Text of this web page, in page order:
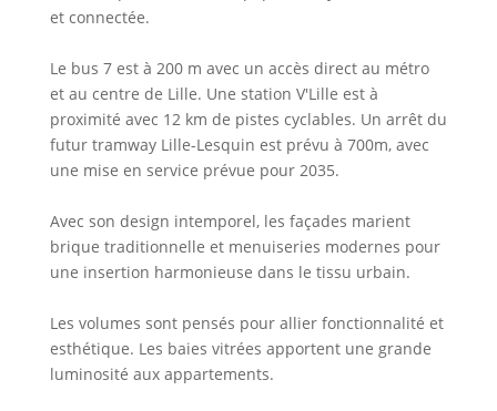
et connectée.
Le bus 7 est à 200 m avec un accès direct au métro
et au centre de Lille. Une station V'Lille est à
proximité avec 12 km de pistes cyclables. Un arrêt du
futur tramway Lille-Lesquin est prévu à 700m, avec
une mise en service prévue pour 2035.
Avec son design intemporel, les façades marient
brique traditionnelle et menuiseries modernes pour
une insertion harmonieuse dans le tissu urbain.
Les volumes sont pensés pour allier fonctionnalité et
esthétique. Les baies vitrées apportent une grande
luminosité aux appartements.